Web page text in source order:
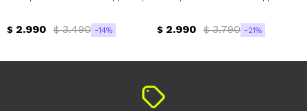
$ 2.990 $ 3.490 14 $ 2.990 $ 3.790 21